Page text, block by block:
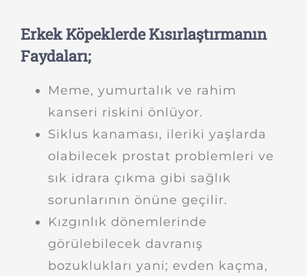
Erkek Köpeklerde Kısırlaştırmanın
Faydaları;
Meme, yumurtalık ve rahim
kanseri riskini önlüyor.
Siklus kanaması, ileriki yaşlarda
olabilecek prostat problemleri ve
sık idrara çıkma gibi sağlık
sorunlarının önüne geçilir.
Kızgınlık dönemlerinde
görülebilecek davranış
bozuklukları yani; evden kaçma,